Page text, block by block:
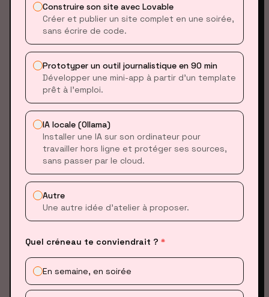
LA PROPOSITION (VUE COMPARATIVE)
WORKFLOW : CORRIGER UNE ERREUR AVEC
L'AGENT
C'est ici que la magie opère. L'agent ne fait pas que
suggérer du code, il peut analyser vos erreurs,
proposer une correction.
1. L'ERREUR
Construire son site avec Lovable
Créer et publier un site complet en une soirée,
sans écrire de code.
Prototyper un outil journalistique en 90 min
Développer une mini-app à partir d’un template
prêt à l’emploi.
IA locale (Ollama)
Installer une IA sur son ordinateur pour
travailler hors ligne et protéger ses sources,
sans passer par le cloud.
Autre
Une autre idée d’atelier à proposer.
Quel créneau te conviendrait ? *
En semaine, en soirée